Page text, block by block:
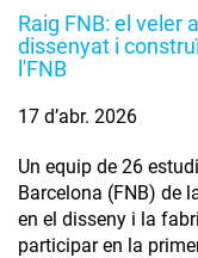
Raig FNB: el veler
dissenyat i
l'FNB
17 d’abr. 2026
Un equip de 26
Barcelona (FNB) de
en el disseny i la
participar en la